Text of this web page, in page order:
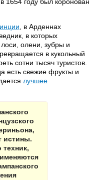
, в Арденнах
в которых
олени, зубры и
в кукольный
сотни тысяч туристов.
есть свежие фрукты и
лучшее
истины.